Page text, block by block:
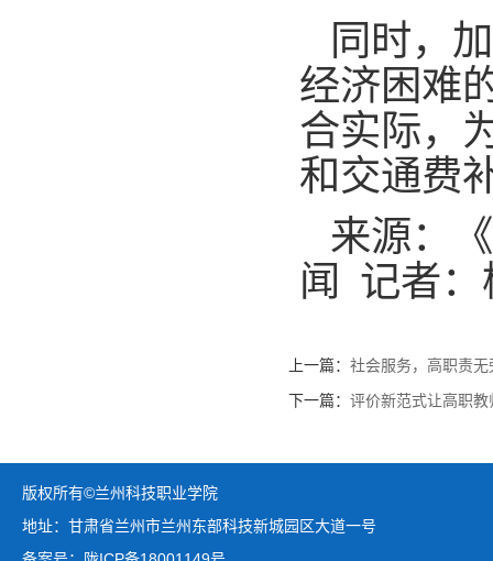
同时，
经济困难
合实际，
和交通费
来源：
闻 记者：
上一篇： 社会服务，高职责
下一篇： 评价新范式让高职教
版权所有©兰州科技职业学院
地址：甘肃省兰州市兰州东部科技新城园区大道一号